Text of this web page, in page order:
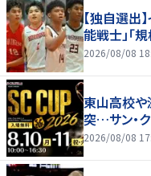
【独自選出
能戦士」「
2026/08/08
東山高校や
突…サン・
2026/08/08